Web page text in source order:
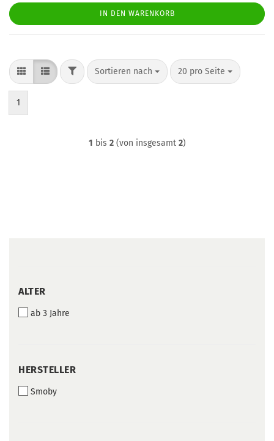
IN DEN WARENKORB
FILTERSortieren nach
Sortieren nach 20 pro Seite
pro Seite
1
1 bis 2(von insgesamt 2)
ALTER
ALTER
ab 3 Jahre
HERSTELLER
HERSTELLER
Smoby